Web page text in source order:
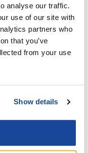
analyse our traffic.
use of our site with
partners who
that you’ve
from your use
Show details